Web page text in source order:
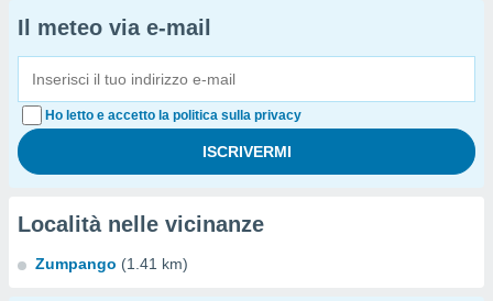
Il meteo via e-mail
Ho letto e accetto la politica sulla privacy
Località nelle vicinanze
Zumpango (1.41 km)